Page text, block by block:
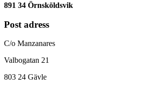
891 34 Örnsköldsvik
Post adress
C/o Manzanares
Valbogatan 21
803 24 Gävle